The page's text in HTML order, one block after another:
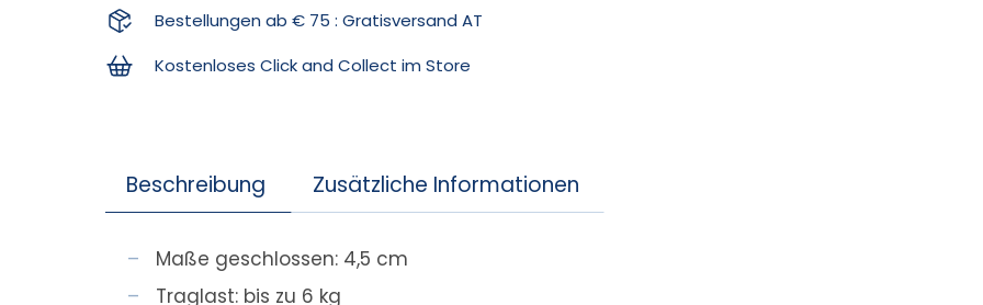
Bestellungen ab € 75 : Gratisversand AT
Kostenloses Click and Collect im Store
Beschreibung Zusätzliche Informationen
Maße geschlossen: 4,5 cm
Traglast: bis zu 6 kg